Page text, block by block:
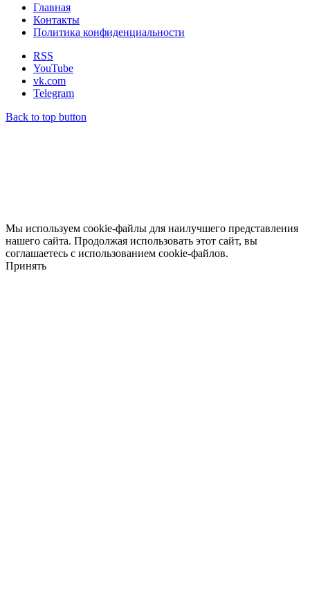
Главная
Контакты
Политика конфиденциальности
RSS
YouTube
vk.com
Telegram
Back to top button
Мы используем cookie-файлы для наилучшего представления
нашего сайта. Продолжая использовать этот сайт, вы
соглашаетесь с использованием cookie-файлов.
Принять